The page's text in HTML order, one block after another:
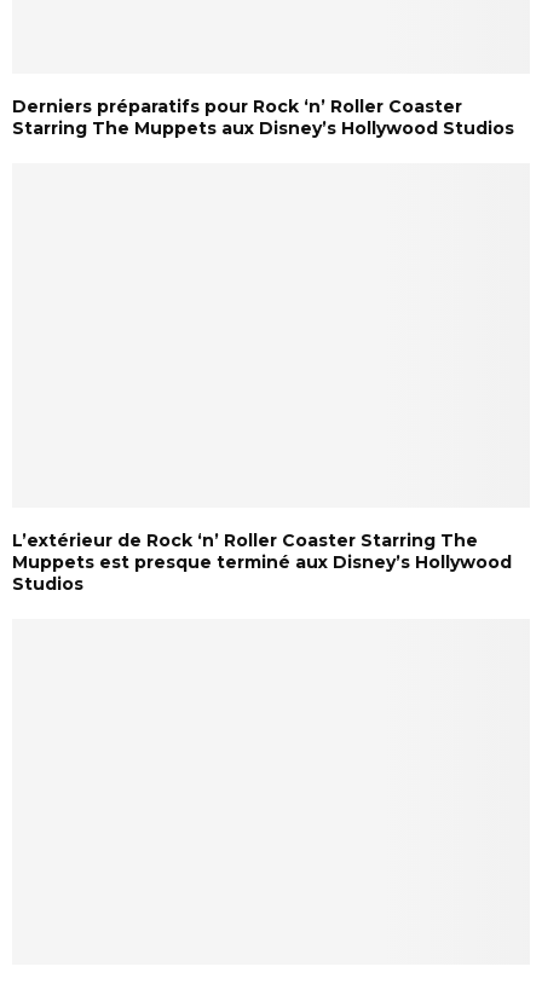
Derniers préparatifs pour Rock ‘n’ Roller Coaster
Starring The Muppets aux Disney’s Hollywood Studios
L’extérieur de Rock ‘n’ Roller Coaster Starring The
Muppets est presque terminé aux Disney’s Hollywood
Studios